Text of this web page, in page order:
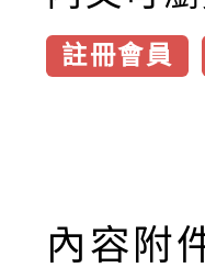
註冊會員
內容附